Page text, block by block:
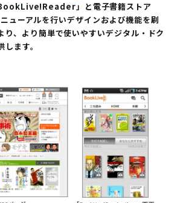
」と電子書籍ストア
ューアルを行いデザインおよび機能を刷
り、より簡単で使いやすいデジタル・ドク
ます。